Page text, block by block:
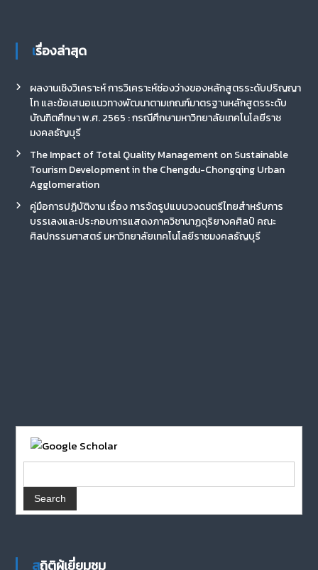
เรื่องล่าสุด
ผลงานเชิงวิเคราะห์ การวิเคราะห์ช่องว่างของหลักสูตรระดับปริญญา
โท และข้อเสนอแนวทางพัฒนาตามเกณฑ์มาตรฐานหลักสูตรระดับ
บัณฑิตศึกษา พ.ศ. 2565 : กรณีศึกษามหาวิทยาลัยเทคโนโลยีราช
มงคลธัญบุรี
The Impact of Total Quality Management on Sustainable
Tourism Development in the Chengdu-Chongqing Urban
Agglomeration
คู่มือการปฏิบัติงาน เรื่อง การจัดรูปแบบวงดนตรีไทยสำหรับการ
บรรเลงและประกอบการแสดงภาควิชานาฏดุริยางคศิลป์ คณะ
ศิลปกรรมศาสตร์ มหาวิทยาลัยเทคโนโลยีราชมงคลธัญบุรี
สถิติผู้เยี่ยมชม